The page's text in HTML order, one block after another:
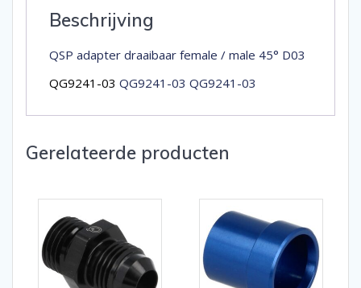
Beschrijving
QSP adapter draaibaar female / male 45° D03
QG9241-03 QG9241-03 QG9241-03
Gerelateerde producten